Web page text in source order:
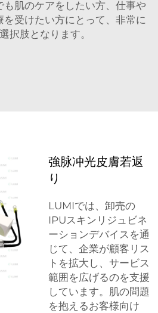
肌のケアをしたい方、仕事や
受けたい方にとって、非常に
択肢となります。
強脉冲光皮膚若返
り
LUMIでは、卸売の
IPUスキンリジュビネ
ーションデバイスを通
じて、企業が顧客リス
トを拡大し、サービス
範囲を広げるのを支援
しています。肌の問題
を抱えるお客様向け